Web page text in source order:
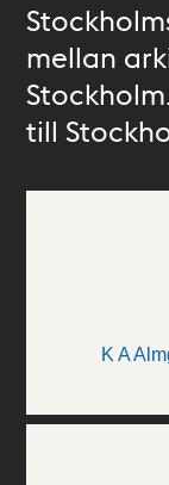
mellan
till
K A